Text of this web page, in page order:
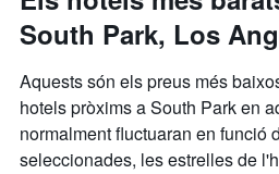
South Park, Los
Aquests són els preus més
hotels pròxims a South Park en
normalment fluctuaran en funció
seleccionades, les estrelles de